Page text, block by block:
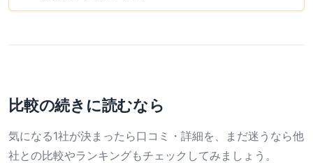
比較の続きに読むなら
気になる1社が決まったら口コミ・詳細を、まだ迷うなら他
社との比較やランキングもチェックしてみましょう。